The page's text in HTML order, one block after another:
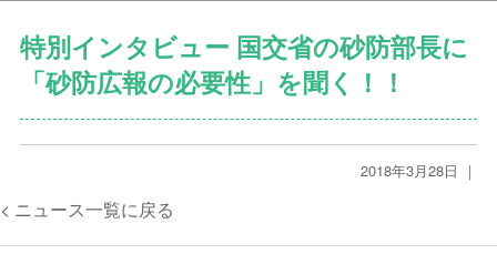
特別インタビュー 国交省の砂防部長に
「砂防広報の必要性」を聞く！！
2018年3月28日 ｜
< ニュース一覧に戻る